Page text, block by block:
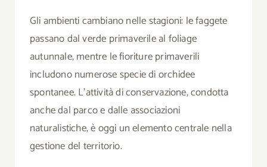
Gli ambienti cambiano nelle stagioni: le faggete
passano dal verde primaverile al foliage
autunnale, mentre le fioriture primaverili
includono numerose specie di orchidee
spontanee. L’attività di conservazione, condotta
anche dal parco e dalle associazioni
naturalistiche, è oggi un elemento centrale nella
gestione del territorio.